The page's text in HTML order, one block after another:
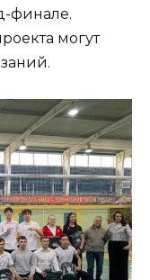
финале.
могут